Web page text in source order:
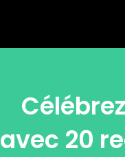
avec 20